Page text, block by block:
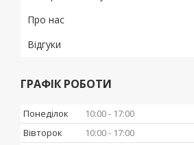
Про нас
Відгуки
ГРАФІК РОБОТИ
Понеділок 10:00
17:00
Вівторок
10:00
17:00